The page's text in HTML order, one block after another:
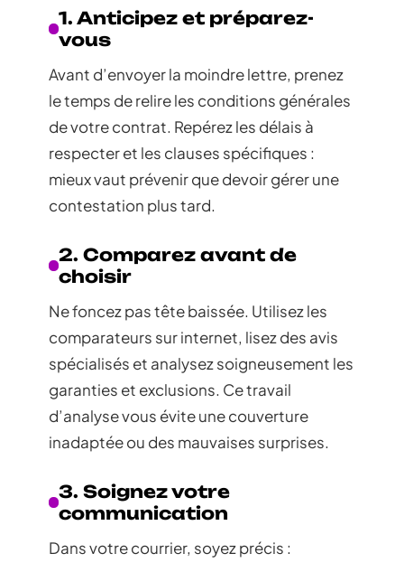
1. Anticipez et préparez-
vous
Avant d’envoyer la moindre lettre, prenez
le temps de relire les conditions générales
de votre contrat. Repérez les délais à
respecter et les clauses spécifiques :
mieux vaut prévenir que devoir gérer une
contestation plus tard.
2. Comparez avant de
choisir
Ne foncez pas tête baissée. Utilisez les
comparateurs sur internet, lisez des avis
spécialisés et analysez soigneusement les
garanties et exclusions. Ce travail
d’analyse vous évite une couverture
inadaptée ou des mauvaises surprises.
3. Soignez votre
communication
Dans votre courrier, soyez précis :